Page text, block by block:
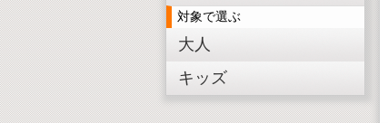
対象で選ぶ
大人
キッズ